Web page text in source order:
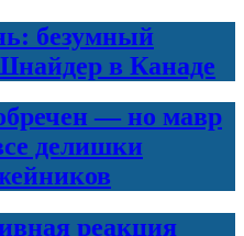
безумный
в Канаде
— но мавр
делишки
реакция